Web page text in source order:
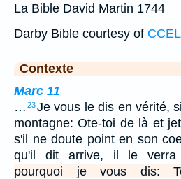
La Bible David Martin 1744
Darby Bible courtesy of
Contexte
Marc 11
… 23Je vous le dis en vérité,
montagne: Ote-toi de là et
s'il ne doute point en son
qu'il dit arrive, il le verra
pourquoi je vous dis: